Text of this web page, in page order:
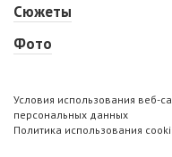
Сюжеты
Фото
Условия использования веб-
персональных данных
Политика использования